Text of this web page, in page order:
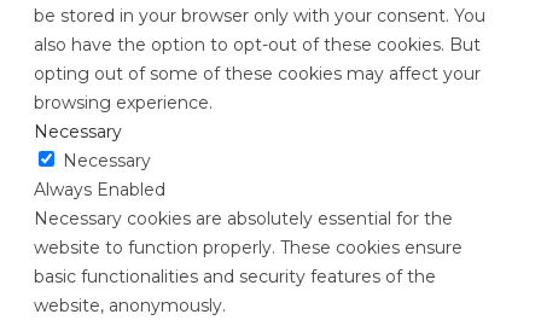
be stored in your browser only with your consent. You
also have the option to opt-out of these cookies. But
opting out of some of these cookies may affect your
browsing experience.
Necessary
Necessary
Always Enabled
Necessary cookies are absolutely essential for the
website to function properly. These cookies ensure
basic functionalities and security features of the
website, anonymously.